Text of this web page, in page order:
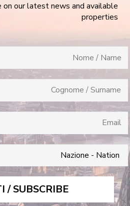
our latest news and available
properties